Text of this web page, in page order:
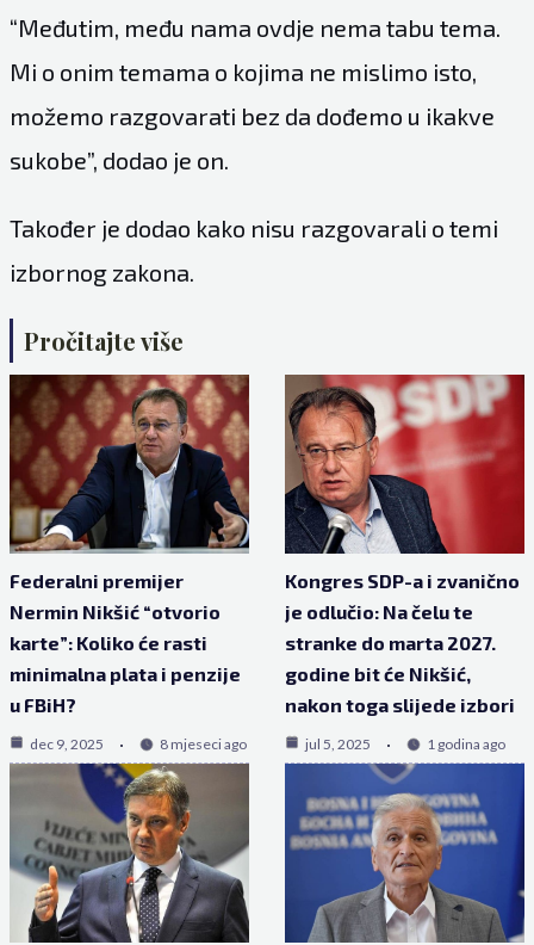
“Međutim, među nama ovdje nema tabu tema.
Mi o onim temama o kojima ne mislimo isto,
možemo razgovarati bez da dođemo u ikakve
sukobe”, dodao je on.
Također je dodao kako nisu razgovarali o temi
izbornog zakona.
Pročitajte više
Federalni premijer
Nermin Nikšić “otvorio
karte”: Koliko će rasti
minimalna plata i penzije
u FBiH?
dec 9, 2025 8 mjeseci ago
Kongres SDP-a i zvanično
je odlučio: Na čelu te
stranke do marta 2027.
godine bit će Nikšić,
nakon toga slijede izbori
jul 5, 2025 1 godina ago